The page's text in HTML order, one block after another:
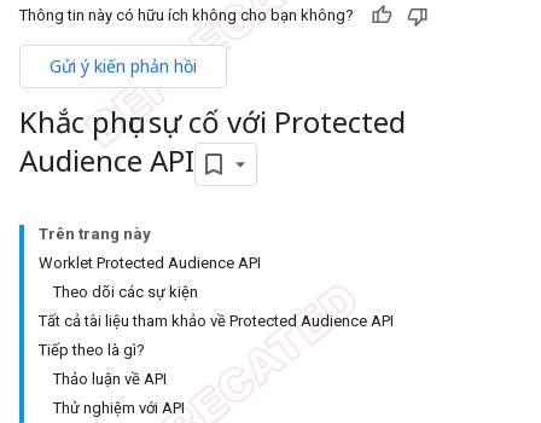
Thông tin này có hữu ích không cho bạn không?
Gửi ý kiến phản hồi
Khắc phục sự cố với Protected
Audience API
Trên trang này
Worklet Protected Audience API
Theo dõi các sự kiện
Tất cả tài liệu tham khảo về Protected Audience API
Tiếp theo là gì?
Thảo luận về API
Thử nghiệm với API